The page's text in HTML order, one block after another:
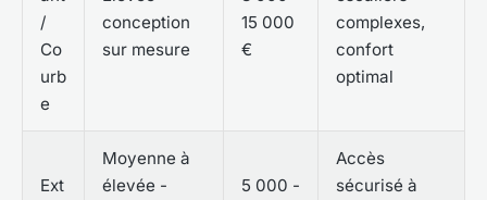
/
Co
urb
e
conception
sur mesure
15 000
€
complexes,
confort
optimal
Ext
Moyenne à
élevée -
5 000 -
Accès
sécurisé à